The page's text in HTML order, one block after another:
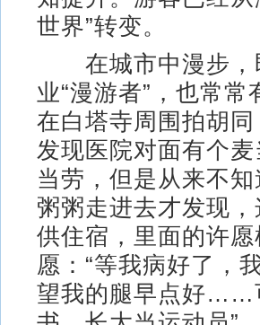
世界”转变。
在城市中漫步，
业“漫游者”，也常
在白塔寺周围拍胡
发现医院对面有个
当劳，但是从来不
粥粥走进去才发现
供住宿，里面的许
愿：“等我病好了，
望我的腿早点好……